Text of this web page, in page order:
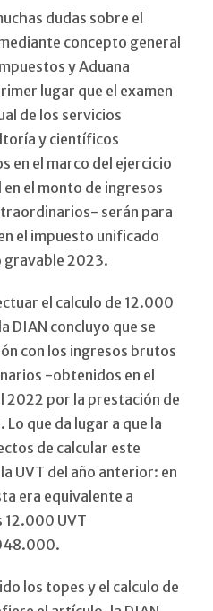
dudas sobre el
concepto general
y Aduana
lugar que el examen
de los servicios
y científicos
en el marco del ejercicio
el monto de ingresos
serán para
el impuesto unificado
gravable 2023.
el calculo de 12.000
concluyo que se
con los ingresos brutos
-obtenidos en el
2022 por la prestación de
que da lugar a que la
de calcular este
UVT del año anterior: en
era equivalente a
12.000 UVT
los topes y el calculo de